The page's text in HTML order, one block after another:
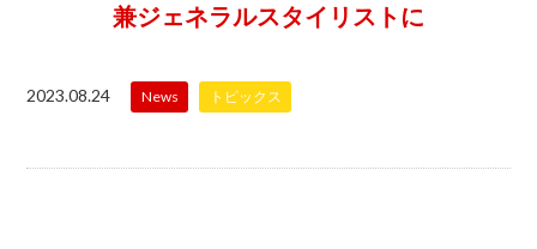
兼ジェネラルスタイリストに
2023.08.24 News トピックス